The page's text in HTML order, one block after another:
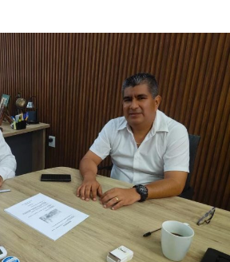
Alejandra Estrada
Hernández Toral; Misantla,
Méndez; Zozocolco de Hidalgo,
Juana García Andrés;
Linda.
a Guadalupe Báez Ricano; Nogales,
Rafael Lucio, María de
entre otros.
en elecciones